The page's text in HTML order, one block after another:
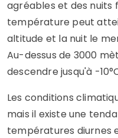
agréables et des nuits
température peut
altitude et la nuit le
Au-dessus de 3000
descendre jusqu'à -
Les conditions
mais il existe une
températures diurnes